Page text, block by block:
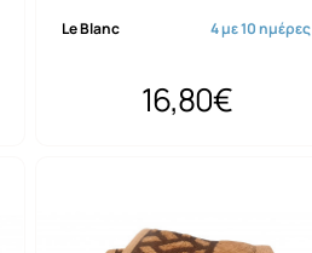
Le Blanc 4 με 10 ημέρες
16,80€